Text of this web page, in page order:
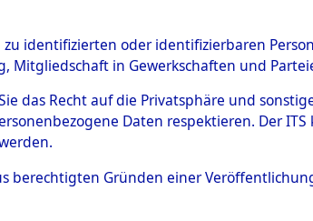
HANS
Deutschland
identifizierten oder identifizierbaren
in Gewerkschaften und
das Recht auf die Privatsphäre und
Daten respektieren. Der
berechtigten Gründen einer